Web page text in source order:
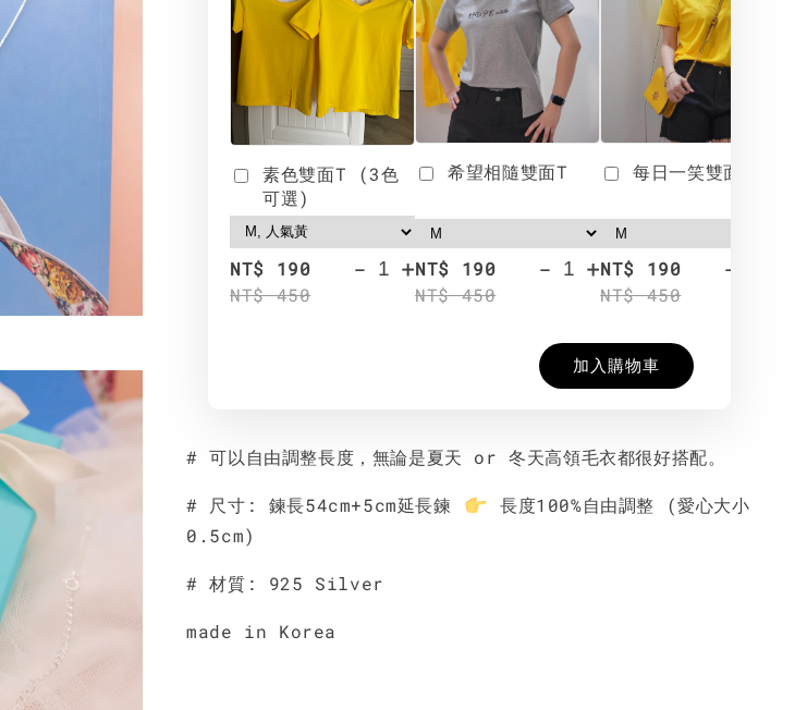
素色雙面T (3色
可選)
NT$ 190
NT$ 450
- +
希望相隨雙面T
NT$ 190
NT$ 450
- +
每日一笑雙面T
NT$ 190
NT$ 450
-
加入購物車
# 可以自由調整長度，無論是夏天 or 冬天高領毛衣都很好搭配。
# 尺寸: 鍊長54cm+5cm延長鍊
長度100%自由調整 (愛心大小
0.5cm)
# 材質: 925 Silver
made in Korea